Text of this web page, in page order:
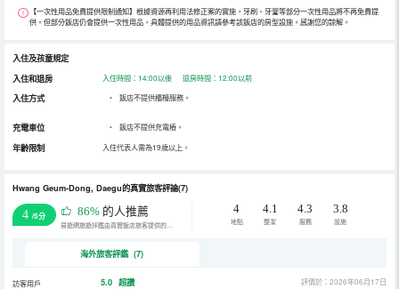
【一次性用品免費提供限制通知】根據資源再利用法修正案的實施，牙刷、牙膏等部分一次性用品將不再免費提
供。但部分飯店仍會提供一次性用品，具體提供的用品資訊請參考該飯店的房型設施。感謝您的諒解。
入住及孩童規定
入住和退房
入住時間：14:00以後 退房時間：12:00以前
入住方式 • 飯店不提供櫃檯服務。
充電車位 • 飯店不提供充電樁。
年齡限制 入住代表人需為19歲以上。
Hwang Geum-Dong, Daegu的真實旅客評論(7)
4 /5分 86% 的人推薦
易遊網旅遊評鑑由真實飯店旅客提供的評鑑。
4
地點
4.1
整潔
4.3
服務
3.8
設施
海外旅客評鑑 (7)
訪客用戶
5.0 超讚
評價於：2026年06月17日